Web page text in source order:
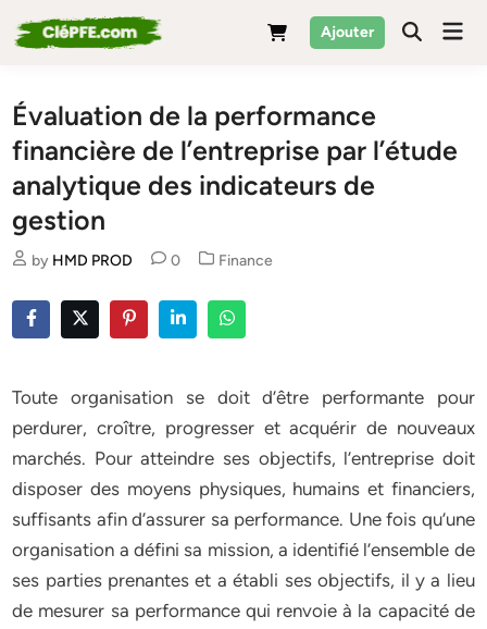
to
Ajouter
Évaluation de la performance
financière de l’entreprise par l’étude
analytique des indicateurs de
gestion
by HMD PROD 0
Posted
Finance
Toute organisation se doit d’être performante pour
perdurer, croître, progresser et acquérir de nouveaux
marchés. Pour atteindre ses objectifs, l’entreprise doit
disposer des moyens physiques, humains et financiers,
suffisants afin d’assurer sa performance. Une fois qu’une
organisation a défini sa mission, a identifié l’ensemble de
ses parties prenantes et a établi ses objectifs, il y a lieu
de mesurer sa performance qui renvoie à la capacité de